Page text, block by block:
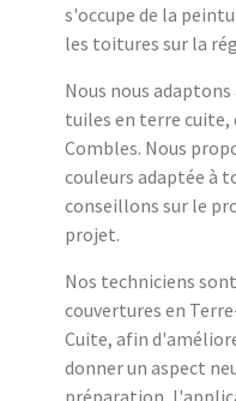
s'occupe de la
les toitures sur la
Nous nous
tuiles en terre cuite,
Combles. Nous
couleurs adaptée à
conseillons sur le
projet.
Nos techniciens
couvertures en
Cuite, afin
donner un aspect